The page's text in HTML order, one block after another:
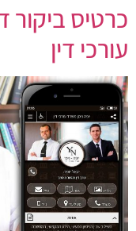
כרטיס ביקור
עורכי דין